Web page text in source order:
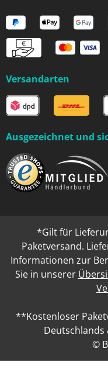
Versandarten
Ausgezeichnet und
*Gilt für
Paketversand.
Informationen zur
Sie in unserer
**Kostenloser
Deutschlands
©